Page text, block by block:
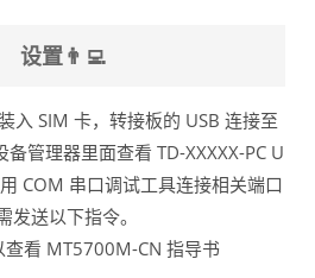
设置👨‍💻
入 SIM 卡，转接板的 USB 连接至
管理器里面查看 TD-XXXXX-PC U
COM 串口调试工具连接相关端口
发送以下指令。
查看 MT5700M-CN 指导书